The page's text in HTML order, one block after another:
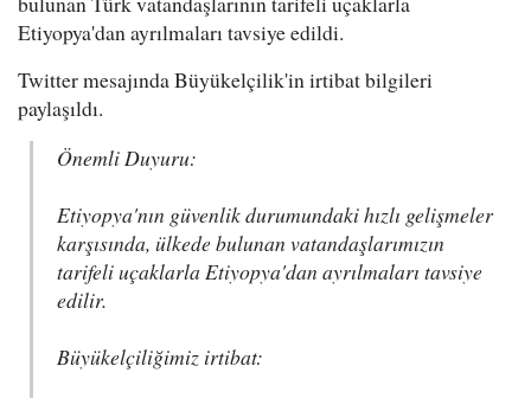
Etiyopya'dan ayrılmaları tavsiye edildi.
Twitter mesajında Büyükelçilik'in irtibat bilgileri
paylaşıldı.
Önemli Duyuru:
Etiyopya'nın güvenlik durumundaki hızlı gelişmeler
karşısında, ülkede bulunan vatandaşlarımızın
tarifeli uçaklarla Etiyopya'dan ayrılmaları tavsiye
edilir.
Büyükelçiliğimiz irtibat: